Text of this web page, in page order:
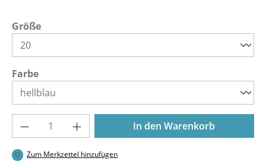
Größeauswählen
Farbeauswählen
Produkt Anzahl: Gib den gewünschten
In den Warenkorb
Zum Merkzettel hinzufügen